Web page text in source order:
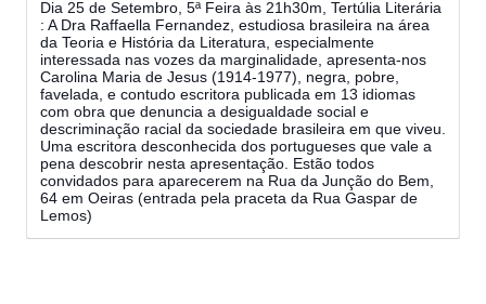
Dia 25 de Setembro, 5ª Feira às 21h30m, Tertúlia Literária
: A Dra Raffaella Fernandez, estudiosa brasileira na área
da Teoria e História da Literatura, especialmente
interessada nas vozes da marginalidade, apresenta-nos
Carolina Maria de Jesus (1914-1977), negra, pobre,
favelada, e contudo escritora publicada em 13 idiomas
com obra que denuncia a desigualdade social e
descriminação racial da sociedade brasileira em que viveu.
Uma escritora desconhecida dos portugueses que vale a
pena descobrir nesta apresentação. Estão todos
convidados para aparecerem na Rua da Junção do Bem,
64 em Oeiras (entrada pela praceta da Rua Gaspar de
Lemos)